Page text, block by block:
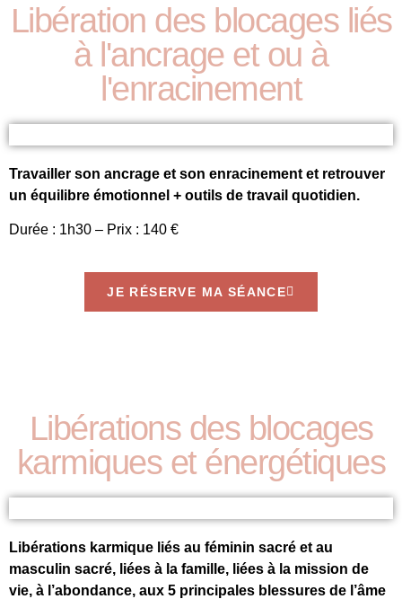
Libération des blocages liés
à l'ancrage et ou à
l'enracinement
Travailler son ancrage et son enracinement et retrouver
un équilibre émotionnel + outils de travail quotidien.
Durée : 1h30 – Prix : 140 €
JE RÉSERVE MA SÉANCE
Libérations des blocages
karmiques et énergétiques
Libérations karmique liés au féminin sacré et au
masculin sacré, liées à la famille, liées à la mission de
vie, à l’abondance, aux 5 principales blessures de l’âme